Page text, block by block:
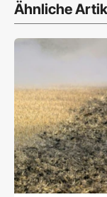
Ähnliche